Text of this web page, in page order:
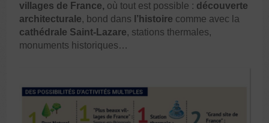
villages de France, où tout est possible : découverte
architecturale, bond dans l’histoire comme avec la
cathédrale Saint-Lazare, stations thermales,
monuments historiques…